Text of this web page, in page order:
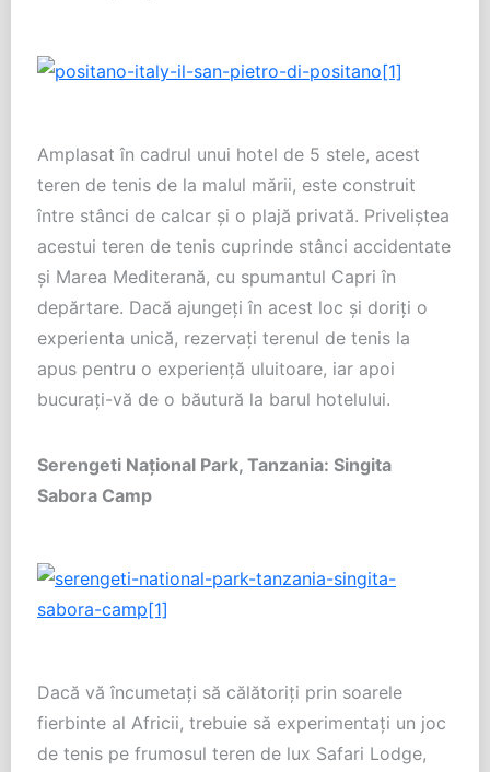
Amplasat în cadrul unui hotel de 5 stele, acest
teren de tenis de la malul mării, este construit
între stânci de calcar şi o plajă privată. Priveliştea
acestui teren de tenis cuprinde stânci accidentate
şi Marea Mediterană, cu spumantul Capri în
depărtare. Dacă ajungeţi în acest loc şi doriţi o
experienta unică, rezervaţi terenul de tenis la
apus pentru o experienţă uluitoare, iar apoi
bucuraţi-vă de o băutură la barul hotelului.
Serengeti Naţional Park, Tanzania: Singita
Sabora Camp
Dacă vă încumetaţi să călătoriţi prin soarele
fierbinte al Africii, trebuie să experimentaţi un joc
de tenis pe frumosul teren de lux Safari Lodge,